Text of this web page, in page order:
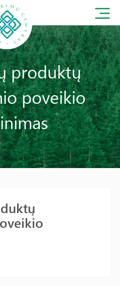
produktų
poveikio